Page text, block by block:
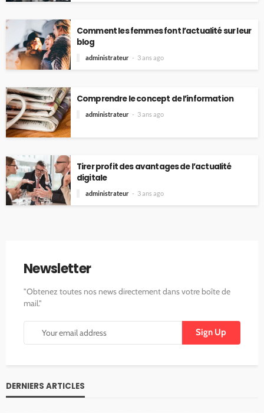
Comment les femmes font l’actualité sur leur
blog
administrateur 3 ans ago
Comprendre le concept de l’information
administrateur 3 ans ago
Tirer profit des avantages de l’actualité
digitale
administrateur 3 ans ago
Newsletter
"Obtenez toutes nos news directement dans votre boîte de
mail."
DERNIERS ARTICLES